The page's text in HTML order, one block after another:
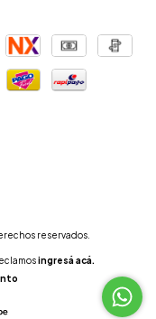
reservados.
ingresá acá.